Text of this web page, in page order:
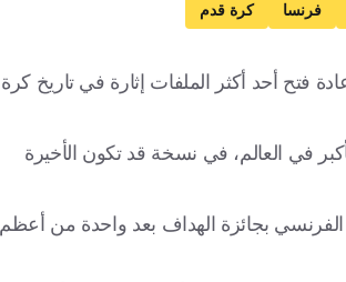
فرنسا كرة قدم
وفي مونديال 2026 يبدو أن القدر قرر إعادة فتح أحد أكثر الملفات إثارة في تاريخ كرة
في العالم، في نسخة قد تكون الأخيرة
الفرنسي بجائزة الهداف بعد واحدة من أعظم